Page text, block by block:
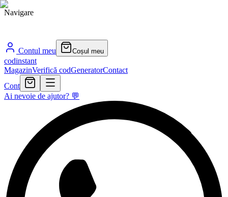
Navigare
Contul meu Coșul meu
codinstant
MagazinVerifică codGeneratorContact
Cont
Ai nevoie de ajutor? 💬